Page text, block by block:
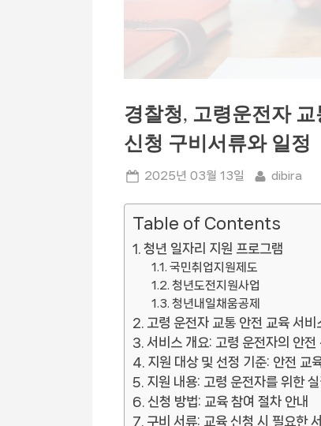
경찰청, 고령운전자
신청 구비서류와 일정
Posted
2025년 03월 13일 By
dibira
Table of Contents
청년 일자리 지원 프로그램
국민취업지원제도
청년도전지원사업
청년내일채움공제
고령 운전자 교통 안전 교육 서
서비스 개요: 고령 운전자의 안전
지원 대상 및 선정 기준: 안전 교
지원 내용: 고령 운전자를 위한
신청 방법: 교육 참여 절차 안내
구비 서류: 교육 신청 시 필요한